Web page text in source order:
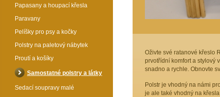
Oživte své ratanové křeslo
prvotřídní komfort a stylový
snadno a rychle. Obnovte
Polstr je vhodný na námi
je ale také vhodný na
Papasany a houpací křesla
Paravany
Pelíšky pro psy a kočky
Polstry na paletový nábytek
Proutí a košíky
Samostatné polstry a látky
Sedací soupravy malé